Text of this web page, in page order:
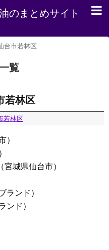
のまとめサイト
台市若林区
一覧
若林区
若林区
）
城県仙台市）
ランド）
ンド）